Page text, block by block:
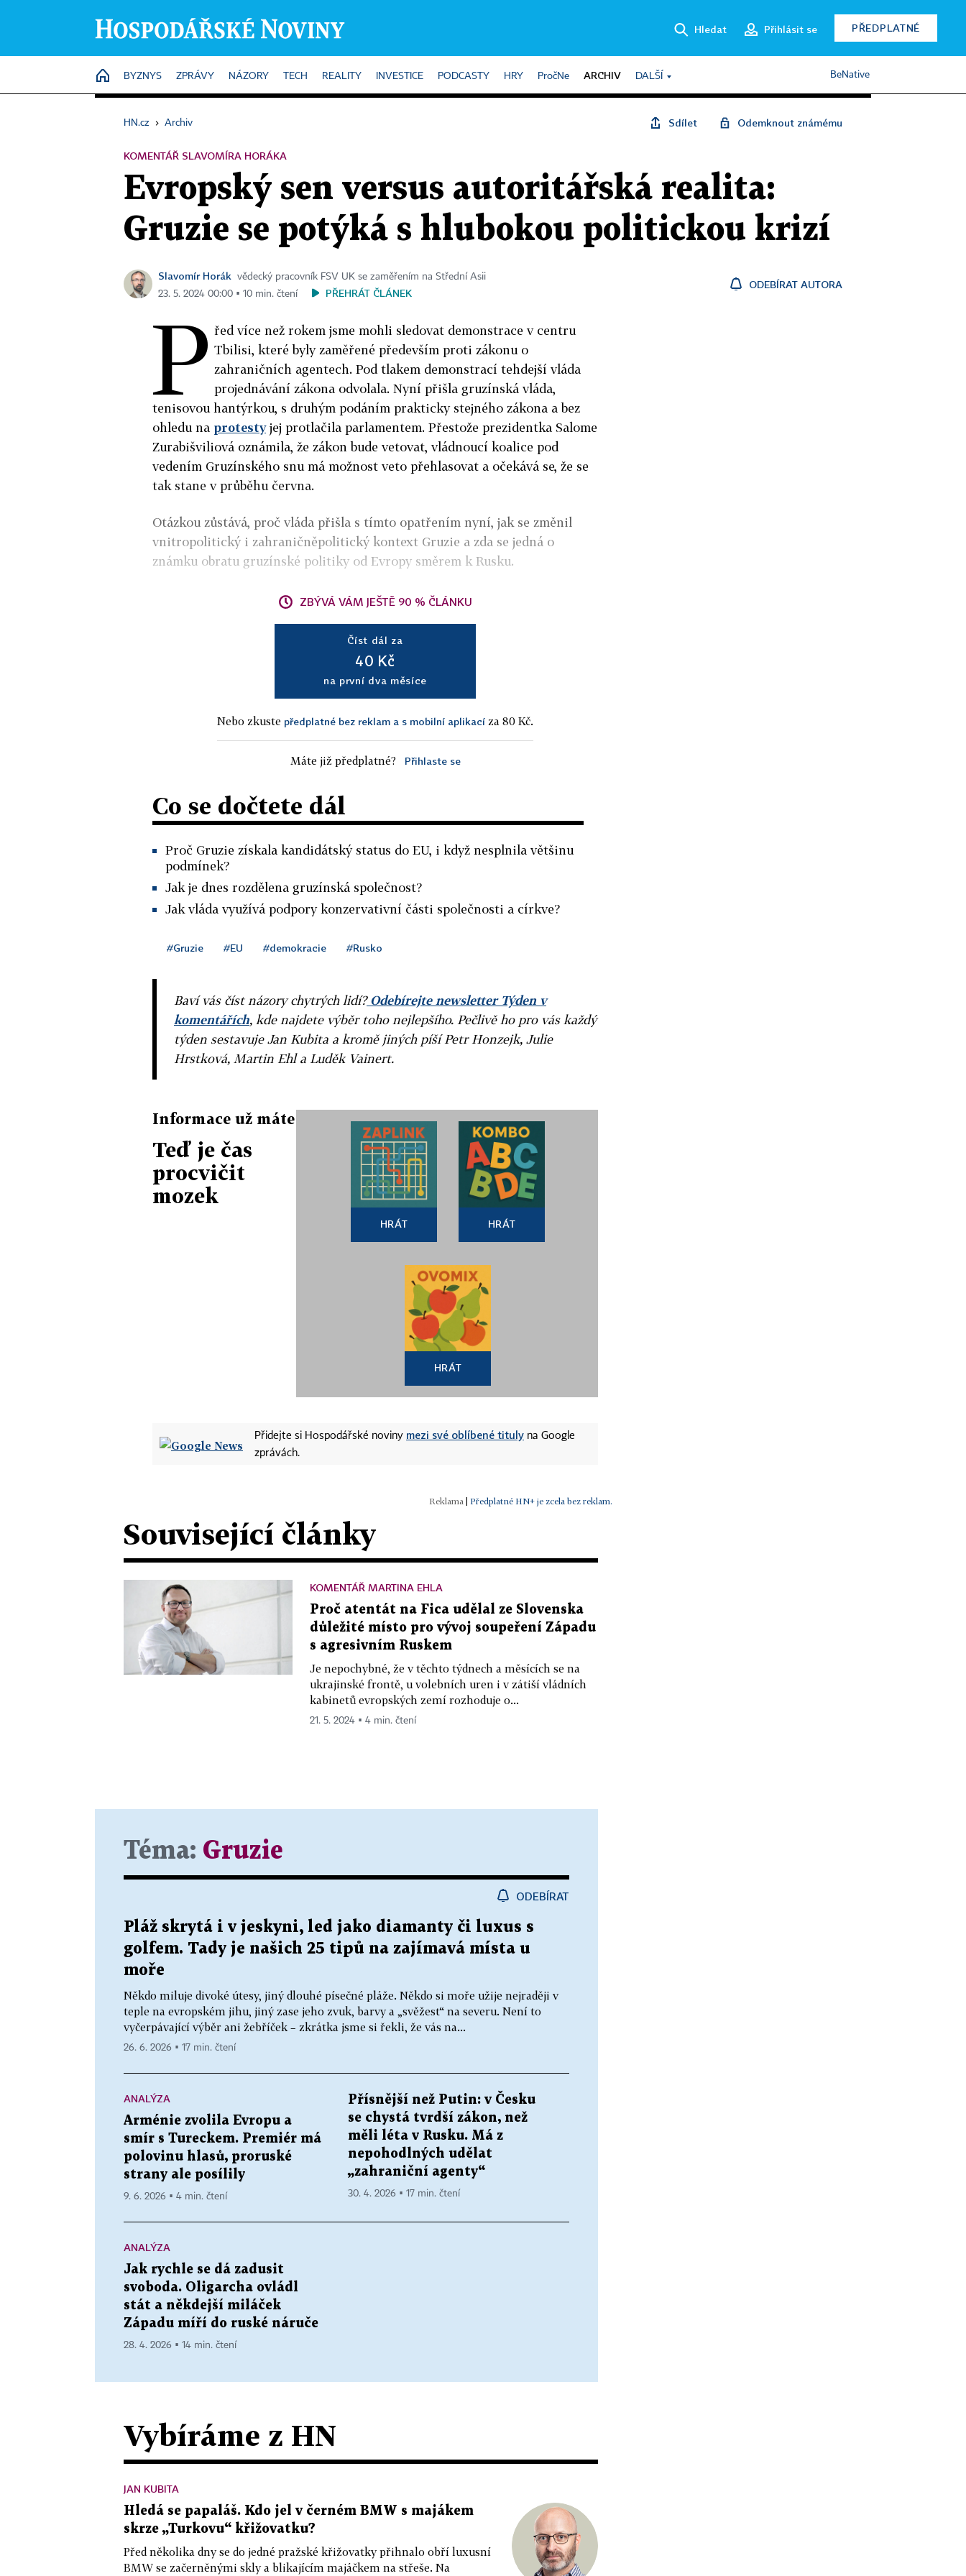
Hledat Přihlásit se PŘEDPLATNÉ
HOME
BYZNYS ZPRÁVY NÁZORY TECH REALITY INVESTICE PODCASTY HRY PročNe ARCHIV DALŠÍ BeNative
HN.cz › Archiv Sdílet Odemknout známému
KOMENTÁŘ SLAVOMÍRA HORÁKA
Evropský sen versus autoritářská realita:
Gruzie se potýká s hlubokou politickou krizí
Slavomír Horák
vědecký pracovník FSV UK se zaměřením na Střední Asii
23. 5. 2024 00:00 ▪ 10 min. čtení
PŘEHRÁT ČLÁNEK
ODEBÍRAT AUTORA
P řed více než rokem jsme mohli sledovat demonstrace v centru
Tbilisi, které byly zaměřené především proti zákonu o
zahraničních agentech. Pod tlakem demonstrací tehdejší vláda
projednávání zákona odvolala. Nyní přišla gruzínská vláda,
tenisovou hantýrkou, s druhým podáním prakticky stejného zákona a bez
ohledu na protestyjej protlačila parlamentem. Přestože prezidentka Salome
Zurabišviliová oznámila, že zákon bude vetovat, vládnoucí koalice pod
vedením Gruzínského snu má možnost veto přehlasovat a očekává se, že se
tak stane v průběhu června.
Otázkou zůstává, proč vláda přišla s tímto opatřením nyní, jak se změnil
vnitropolitický i zahraničněpolitický kontext Gruzie a zda se jedná o
známku obratu gruzínské politiky od Evropy směrem k Rusku.
ZBÝVÁ VÁM JEŠTĚ 90 % ČLÁNKU
Číst dál za
40 Kč
na první dva měsíce
Nebo zkuste předplatné bez reklam a s mobilní aplikací za 80 Kč.
Máte již předplatné? Přihlaste se
Co se dočtete dál
Proč Gruzie získala kandidátský status do EU, i když nesplnila většinu
podmínek?
Jak je dnes rozdělena gruzínská společnost?
Jak vláda využívá podpory konzervativní části společnosti a církve?
#Gruzie #EU #demokracie #Rusko
Baví vás číst názory chytrých lidí?Odebírejte newsletter Týden v
komentářích, kde najdete výběr toho nejlepšího. Pečlivě ho pro vás každý
týden sestavuje Jan Kubita a kromě jiných píší Petr Honzejk, Julie
Hrstková, Martin Ehl a Luděk Vainert.
Informace už máte
Teď je čas
procvičit
mozek
HRÁT HRÁT
HRÁT
Přidejte si Hospodářské noviny mezi své oblíbené tituly na Google
zprávách.
Předplatné HN+ je zcela bez reklam.
Související články
KOMENTÁŘ MARTINA EHLA
Proč atentát na Fica udělal ze Slovenska
důležité místo pro vývoj soupeření Západu
s agresivním Ruskem
Je nepochybné, že v těchto týdnech a měsících se na
ukrajinské frontě, u volebních uren i v zátiší vládních
kabinetů evropských zemí rozhoduje o...
21. 5. 2024 ▪ 4 min. čtení
Téma: Gruzie
ODEBÍRAT
Pláž skrytá i v jeskyni, led jako diamanty či luxus s
golfem. Tady je našich 25 tipů na zajímavá místa u
moře
Někdo miluje divoké útesy, jiný dlouhé písečné pláže. Někdo si moře užije nejraději v
teple na evropském jihu, jiný zase jeho zvuk, barvy a „svěžest“ na severu. Není to
vyčerpávající výběr ani žebříček – zkrátka jsme si řekli, že vás na...
26. 6. 2026 ▪ 17 min. čtení
ANALÝZA
Arménie zvolila Evropu a
smír s Tureckem. Premiér má
polovinu hlasů, proruské
strany ale posílily
9. 6. 2026 ▪ 4 min. čtení
Přísnější než Putin: v Česku
se chystá tvrdší zákon, než
měli léta v Rusku. Má z
nepohodlných udělat
„zahraniční agenty“
30. 4. 2026 ▪ 17 min. čtení
ANALÝZA
Jak rychle se dá zadusit
svoboda. Oligarcha ovládl
stát a někdejší miláček
Západu míří do ruské náruče
28. 4. 2026 ▪ 14 min. čtení
Vybíráme z HN
JAN KUBITA
Hledá se papaláš. Kdo jel v černém BMW s majákem
skrze „Turkovu“ křižovatku?
Před několika dny se do jedné pražské křižovatky přihnalo obří luxusní
BMW se začerněnými skly a blikajícím majáčkem na střeše. Na